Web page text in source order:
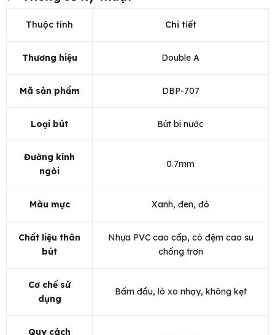
Thuộc tính Chi tiết
Thương hiệu Double A
Mã sản phẩm DBP-707
Loại bút Bút bi nước
Đường kính
ngòi
0.7mm
Màu mực Xanh, đen, đỏ
Chất liệu thân
bút
Nhựa PVC cao cấp, có đệm cao su
chống trơn
Cơ chế sử
dụng
Bấm đầu, lò xo nhạy, không kẹt
Quy cách